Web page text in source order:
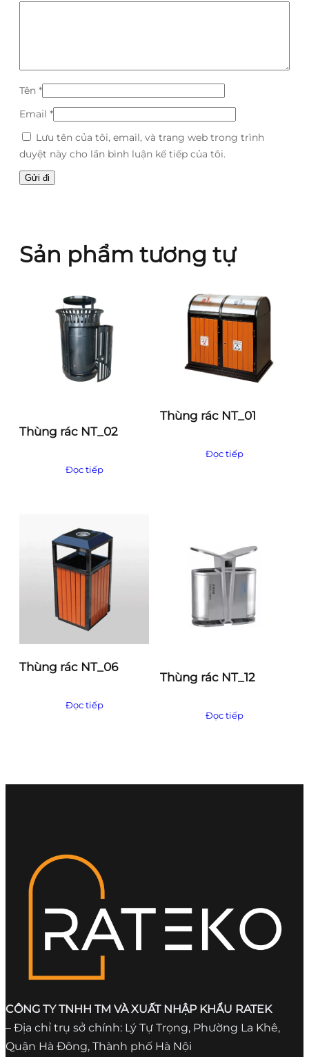
Tên *
Email *
Lưu tên của tôi, email, và trang web trong trình
duyệt này cho lần bình luận kế tiếp của tôi.
Sản phẩm tương tự
Thùng rác NT_02
Đọc tiếp
Thùng rác NT_01
Đọc tiếp
Thùng rác NT_06
Đọc tiếp
Thùng rác NT_12
Đọc tiếp
CÔNG TY TNHH TM VÀ XUẤT NHẬP KHẨU RATEK
– Địa chỉ trụ sở chính: Lý Tự Trọng, Phường La Khê,
Quận Hà Đông, Thành phố Hà Nội